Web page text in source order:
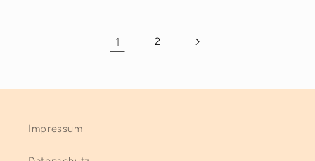
1 2
Impressum